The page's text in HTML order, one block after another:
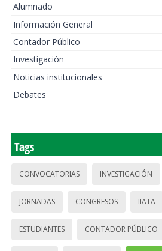
Alumnado
Información General
Contador Público
Investigación
Noticias institucionales
Debates
Tags
CONVOCATORIAS INVESTIGACIÓN
JORNADAS CONGRESOS IIATA
ESTUDIANTES CONTADOR PÚBLICO